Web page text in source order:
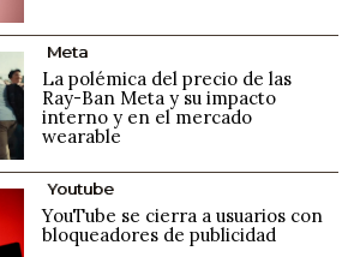
Meta
La polémica del precio de las
Ray-Ban Meta y su impacto
interno y en el mercado
wearable
Youtube
YouTube se cierra a usuarios con
bloqueadores de publicidad